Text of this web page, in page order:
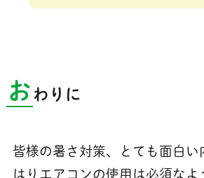
お わりに
皆様の暑さ対策、とても面白い
はりエアコンの使用は必須なよ